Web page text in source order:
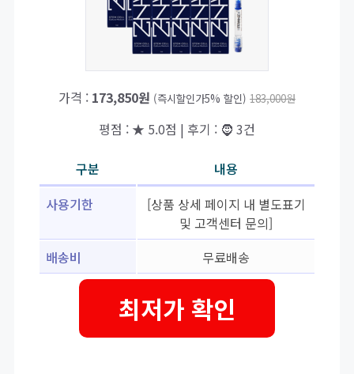
가격 : 173,850원 (즉시할인가5% 할인) 183,000원
평점 : ★ 5.0점 | 후기 : 🧔 3건
구분
내용
사용기한
[상품 상세 페이지 내 별도표기
및 고객센터 문의]
배송비
무료배송
최저가 확인